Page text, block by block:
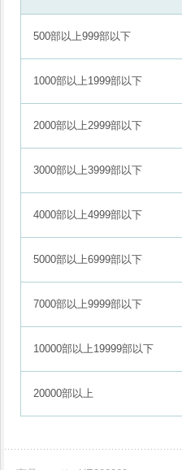
500部以上999部以下
1000部以上1999部以下
2000部以上2999部以下
3000部以上3999部以下
4000部以上4999部以下
5000部以上6999部以下
7000部以上9999部以下
10000部以上19999部以下
20000部以上